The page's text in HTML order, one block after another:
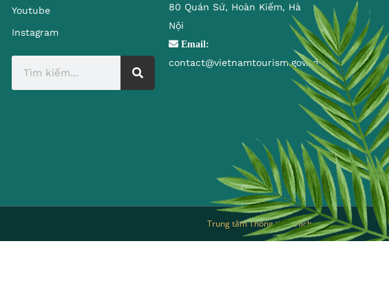
Youtube
Instagram
80 Quán Sứ, Hoàn Kiếm, Hà
Nội
Email:
contact@vietnamtourism.gov.vn
Trung tâm Thông tin du lịch